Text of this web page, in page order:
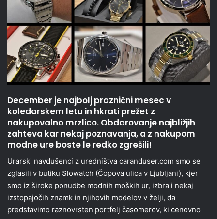
December je najbolj praznični mesec v
koledarskem letu in hkrati prežet z
nakupovalno mrzlico. Obdarovanje najbližjih
zahteva kar nekaj poznavanja, a z nakupom
modne ure boste le redko zgrešili!
Urarski navdušenci z uredništva caranduser.com smo se
zglasili v butiku Slowatch (Čopova ulica v Ljubljani), kjer
smo iz široke ponudbe modnih moških ur, izbrali nekaj
izstopajočih znamk in njihovih modelov v želji, da
predstavimo raznovrsten portfelj časomerov, ki cenovno